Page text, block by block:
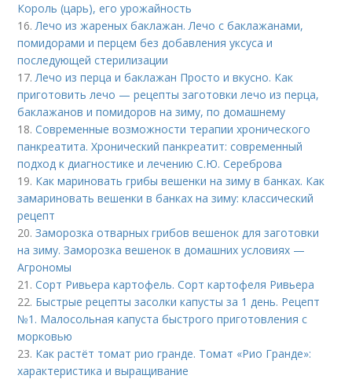
Король (царь), его урожайность
16.Лечо из жареных баклажан. Лечо с баклажанами,
помидорами и перцем без добавления уксуса и
последующей стерилизации
17.Лечо из перца и баклажан Просто и вкусно. Как
приготовить лечо — рецепты заготовки лечо из перца,
баклажанов и помидоров на зиму, по домашнему
18.Современные возможности терапии хронического
панкреатита. Хронический панкреатит: современный
подход к диагностике и лечению С.Ю. Сереброва
19. Как мариновать грибы вешенки на зиму в банках. Как
замариновать вешенки в банках на зиму: классический
рецепт
20.Заморозка отварных грибов вешенок для заготовки
на зиму. Заморозка вешенок в домашних условиях —
Агрономы
21.Сорт Ривьера картофель. Сорт картофеля Ривьера
22. Быстрые рецепты засолки капусты за 1 день. Рецепт
№1. Малосольная капуста быстрого приготовления с
морковью
23. Как растёт томат рио гранде. Томат «Рио Гранде»:
характеристика и выращивание